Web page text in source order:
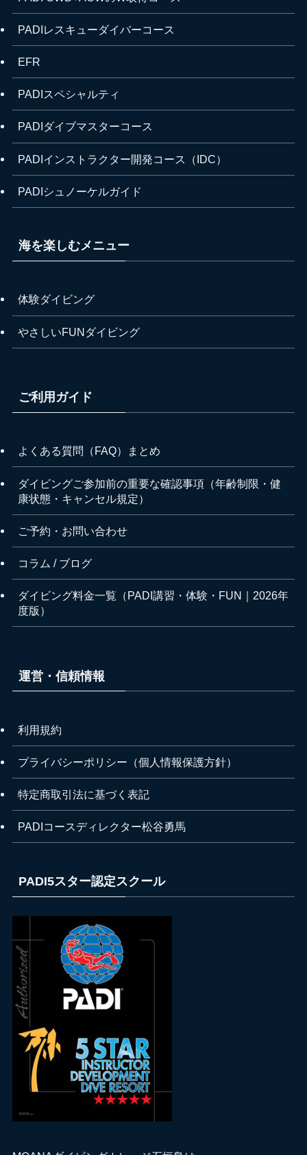
PADIレスキューダイバーコース
EFR
PADIスペシャルティ
PADIダイブマスターコース
PADIインストラクター開発コース（IDC）
PADIシュノーケルガイド
海を楽しむメニュー
体験ダイビング
やさしいFUNダイビング
ご利用ガイド
よくある質問（FAQ）まとめ
ダイビングご参加前の重要な確認事項（年齢制限・健
康状態・キャンセル規定）
ご予約・お問い合わせ
コラム / ブログ
ダイビング料金一覧（PADI講習・体験・FUN｜2026年
度版）
運営・信頼情報
利用規約
プライバシーポリシー（個人情報保護方針）
特定商取引法に基づく表記
PADIコースディレクター松谷勇馬
PADI5スター認定スクール